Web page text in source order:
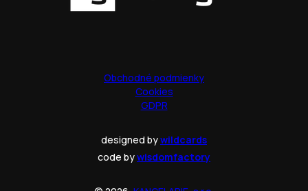
Obchodné podmienky
Cookies
GDPR
designed bywildcards
code bywisdomfactory